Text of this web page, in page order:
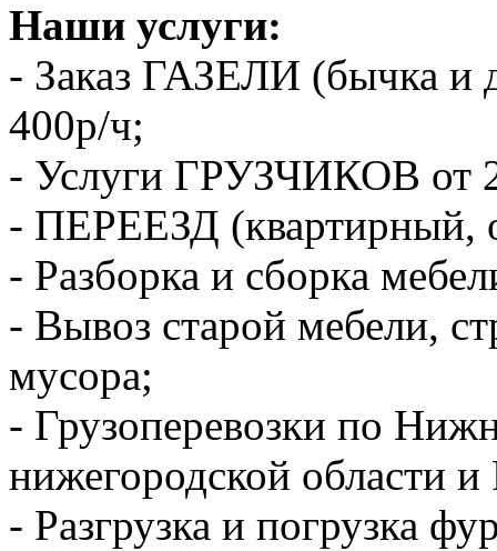
Наши услуги:
- Заказ ГАЗЕЛИ (бычка и
400р/ч;
- Услуги ГРУЗЧИКОВ от
- ПЕРЕЕЗД (квартирный,
- Разборка и сборка
- Вывоз старой мебели,
мусора;
- Грузоперевозки по
нижегородской области и
- Разгрузка и погрузка